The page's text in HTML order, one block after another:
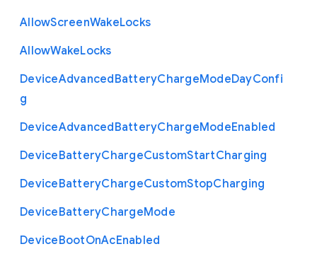
AllowScreenWakeLocks
AllowWakeLocks
DeviceAdvancedBatteryChargeModeDayConfi
g
DeviceAdvancedBatteryChargeModeEnabled
DeviceBatteryChargeCustomStartCharging
DeviceBatteryChargeCustomStopCharging
DeviceBatteryChargeMode
DeviceBootOnAcEnabled